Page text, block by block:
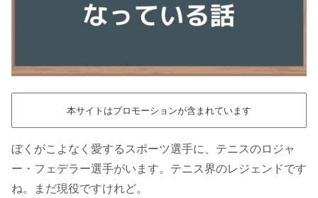
本サイトはプロモーションが含まれています
ぼくがこよなく愛するスポーツ選手に、テニスのロジャ
ー・フェデラー選手がいます。テニス界のレジェンドです
ね。まだ現役ですけれど。